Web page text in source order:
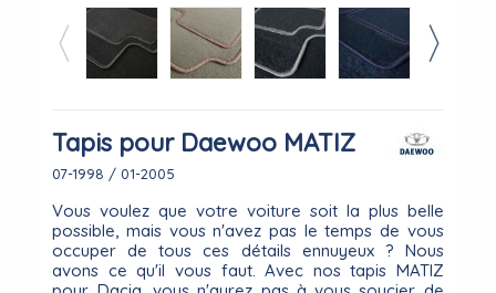
Tapis pour Daewoo MATIZ
07-1998 / 01-2005
Vous voulez que votre voiture soit la plus belle
possible, mais vous n'avez pas le temps de vous
occuper de tous ces détails ennuyeux ? Nous
avons ce qu'il vous faut. Avec nos tapis MATIZ